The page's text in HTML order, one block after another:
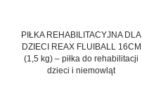
PIŁKA REHABILITACYJNA DLA
DZIECI REAX FLUIBALL 16CM
(1,5 kg) – piłka do rehabilitacji
dzieci i niemowląt